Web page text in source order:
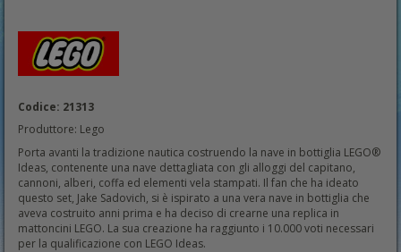
Codice: 21313
Produttore: Lego
Porta avanti la tradizione nautica costruendo la nave in bottiglia LEGO®
Ideas, contenente una nave dettagliata con gli alloggi del capitano,
cannoni, alberi, coffa ed elementi vela stampati. Il fan che ha ideato
questo set, Jake Sadovich, si è ispirato a una vera nave in bottiglia che
aveva costruito anni prima e ha deciso di crearne una replica in
mattoncini LEGO. La sua creazione ha raggiunto i 10.000 voti necessari
per la qualificazione con LEGO Ideas.